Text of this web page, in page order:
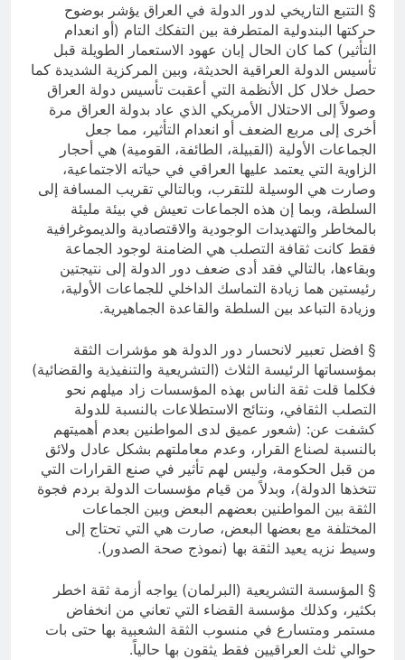
§ التتبع التاريخي لدور الدولة في العراق يؤشر بوضوح
حركتها البندولية المتطرفة بين التفكك التام (أو انعدام
التأثير) كما كان الحال إبان عهود الاستعمار الطويلة قبل
تأسيس الدولة العراقية الحديثة، وبين المركزية الشديدة كما
حصل خلال كل الأنظمة التي أعقبت تأسيس دولة العراق
وصولاً إلى الاحتلال الأمريكي الذي عاد بدولة العراق مرة
أخرى إلى مربع الضعف أو انعدام التأثير، مما جعل
الجماعات الأولية (القبيلة، الطائفة، القومية) هي أحجار
الزاوية التي يعتمد عليها العراقي في حياته الاجتماعية،
وصارت هي الوسيلة للتقرب، وبالتالي تقريب المسافة إلى
السلطة، وبما إن هذه الجماعات تعيش في بيئة مليئة
بالمخاطر والتهديدات الوجودية والاقتصادية والديموغرافية
فقط كانت ثقافة التصلب هي الضامنة لوجود الجماعة
وبقاءها، بالتالي فقد أدى ضعف دور الدولة إلى نتيجتين
رئيستين هما زيادة التماسك الداخلي للجماعات الأولية،
وزيادة التباعد بين السلطة والقاعدة الجماهيرية.
§ افضل تعبير لانحسار دور الدولة هو مؤشرات الثقة
بمؤسساتها الرئيسة الثلاث (التشريعية والتنفيذية والقضائية)
فكلما قلت ثقة الناس بهذه المؤسسات زاد ميلهم نحو
التصلب الثقافي، ونتائج الاستطلاعات بالنسبة للدولة
كشفت عن: (شعور عميق لدى المواطنين بعدم أهميتهم
بالنسبة لصناع القرار، وعدم معاملتهم بشكل عادل ولائق
من قبل الحكومة، وليس لهم تأثير في صنع القرارات التي
تتخذها الدولة)، وبدلاً من قيام مؤسسات الدولة بردم فجوة
الثقة بين المواطنين بعضهم البعض وبين الجماعات
المختلفة مع بعضها البعض، صارت هي التي تحتاج إلى
وسيط نزيه يعيد الثقة بها (نموذج صحة الصدور).
§ المؤسسة التشريعية (البرلمان) يواجه أزمة ثقة اخطر
بكثير، وكذلك مؤسسة القضاء التي تعاني من انخفاض
مستمر ومتسارع في منسوب الثقة الشعبية بها حتى بات
حوالي ثلث العراقيين فقط يثقون بها حالياً.